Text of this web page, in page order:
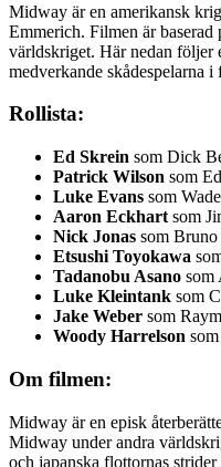
Midway är en amerikansk
Emmerich. Filmen är
världskriget. Här nedan följer
medverkande skådespelarna i
Rollista:
Ed Skrein som Dick
Patrick Wilson som
Luke Evans som
Aaron Eckhart som
Nick Jonas som
Etsushi Toyokawa
Tadanobu Asano som
Luke Kleintank som
Jake Weber som
Woody Harrelson
Om filmen:
Midway är en episk
Midway under andra
och japanska flottornas